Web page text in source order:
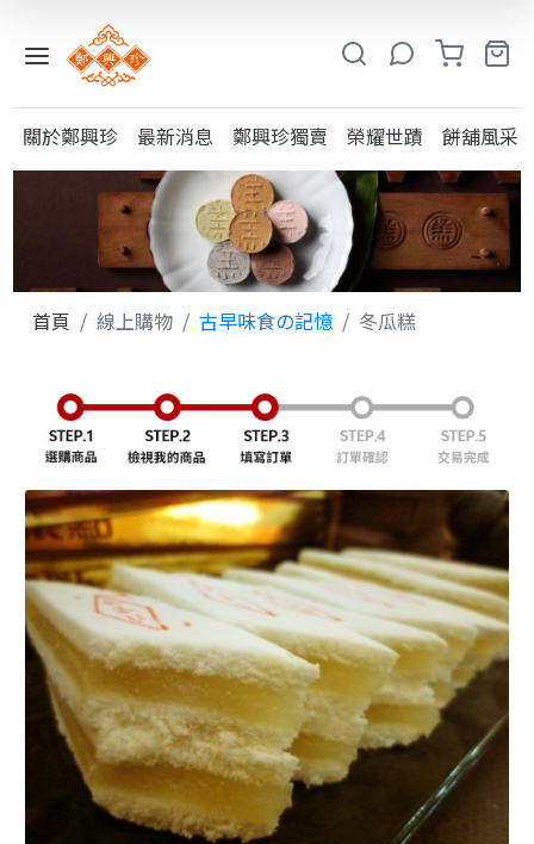
小
類
類
其
酥
餅
古
早
味
食
の
關於鄭興珍 最新消息 鄭興珍獨賣 榮耀世蹟 餅舖風采
首頁 線上購物 古早味食の記憶 冬瓜糕